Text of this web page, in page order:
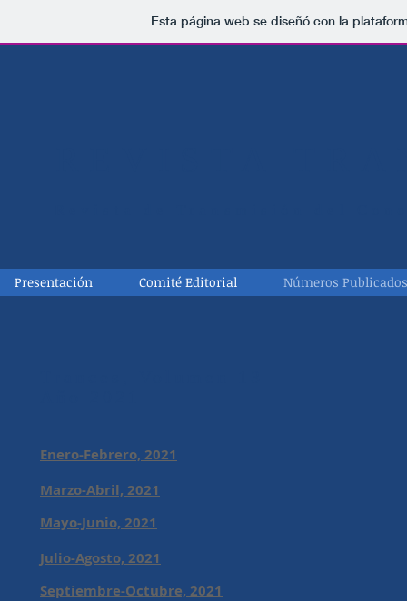
Esta página web se diseñó con la
Presentación Comité Editorial Números Publicados
Enero-Febrero, 2021
Marzo-Abril, 2021
Mayo-Junio, 2021
Julio-Agosto, 2021
Septiembre-Octubre, 2021